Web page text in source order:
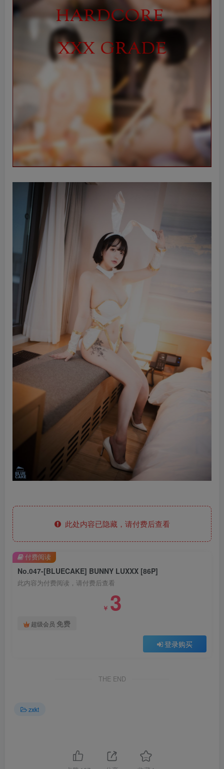
此处内容已隐藏，请付费后查看
No.047-[BLUECAKE] BUNNY LUXXX [86P]
此内容为付费阅读，请付费后查看
￥ 3
超级会员 免费
登录购买
付费阅读
THE END
zxkt